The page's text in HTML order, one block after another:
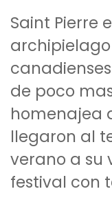
Saint Pierre
de poco
homenajea
llegaron al
verano a su
festival con